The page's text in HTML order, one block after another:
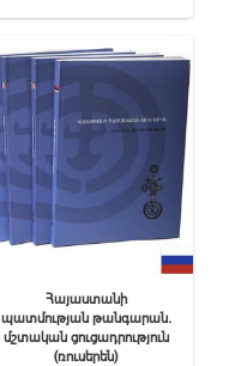
Հայաստանի
պատմության թանգարան.
մշտական ցուցադրություն
(ռուսերեն)